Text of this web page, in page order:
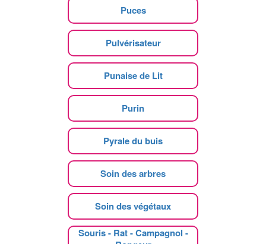
Puces
Pulvérisateur
Punaise de Lit
Purin
Pyrale du buis
Soin des arbres
Soin des végétaux
Souris - Rat - Campagnol -